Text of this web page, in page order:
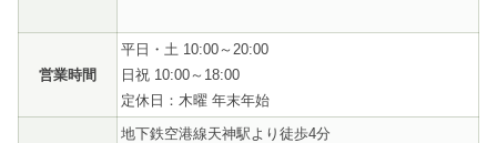
営業時間
平日・土 10:00～20:00
日祝 10:00～18:00
定休日：木曜 年末年始
地下鉄空港線天神駅より徒歩4分